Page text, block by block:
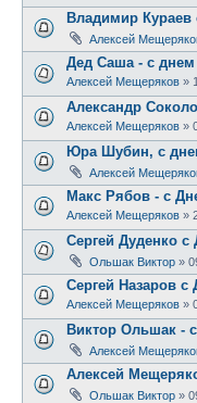
Владимир
Алексей
Дед Саша - с
Алексей Мещеряков »
Александр
Алексей Мещеряков »
Юра Шубин, с
Алексей
Макс Рябов - с
Алексей Мещеряков »
Сергей Дуденко
Ольшак Виктор »
Сергей Назаров
Алексей Мещеряков »
Виктор Ольшак -
Алексей
Алексей
Ольшак Виктор »